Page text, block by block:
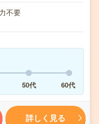
不要
50代 60代
詳しく見る